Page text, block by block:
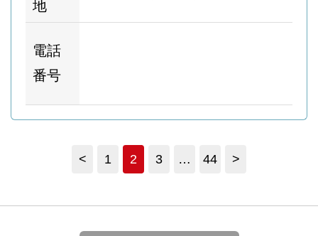
地
電話
番号
< 1 2 3 … 44 >